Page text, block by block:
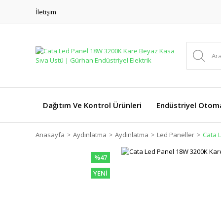
İletişim
Dağıtım Ve Kontrol Ürünleri Endüstriyel
Anasayfa Aydınlatma Aydınlatma Led Paneller Cata
%47
YENİ